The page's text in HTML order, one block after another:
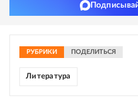
РУБРИКИ ПОДЕЛИТЬСЯ
Литература